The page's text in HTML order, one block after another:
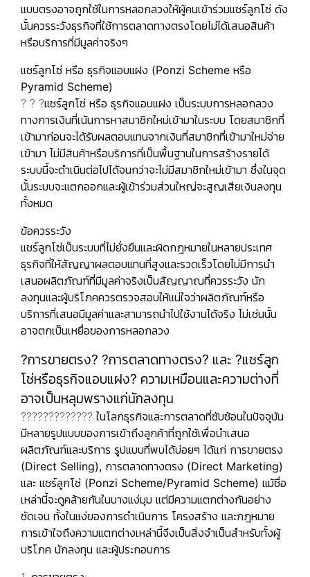
แบบตรงอาจถูกใช้ในการหลอกลวงให้ผู้คนเข้าร่วมแชร์ลูกโซ่ ดัง
นั้นควรระวังธุรกิจที่ใช้การตลาดทางตรงโดยไม่ได้เสนอสินค้า
หรือบริการที่มีมูลค่าจริงๆ
แชร์ลูกโซ่ หรือ ธุรกิจแอบแฝง (Ponzi Scheme หรือ
Pyramid Scheme)
? ? ?แชร์ลูกโซ่ หรือ ธุรกิจแอบแฝง เป็นระบบการหลอกลวง
ทางการเงินที่เน้นการหาสมาชิกใหม่เข้ามาในระบบ โดยสมาชิกที่
เข้ามาก่อนจะได้รับผลตอบแทนจากเงินที่สมาชิกที่เข้ามาใหม่จ่าย
เข้ามา ไม่มีสินค้าหรือบริการที่เป็นพื้นฐานในการสร้างรายได้
ระบบนี้จะดำเนินต่อไปได้จนกว่าจะไม่มีสมาชิกใหม่เข้ามา ซึ่งในจุด
นั้นระบบจะแตกออกและผู้เข้าร่วมส่วนใหญ่จะสูญเสียเงินลงทุน
ทั้งหมด
ข้อควรระวัง
แชร์ลูกโซ่เป็นระบบที่ไม่ยั่งยืนและผิดกฎหมายในหลายประเทศ
ธุรกิจที่ให้สัญญาผลตอบแทนที่สูงและรวดเร็วโดยไม่มีการนำ
เสนอผลิตภัณฑ์ที่มีมูลค่าจริงเป็นสัญญาณที่ควรระวัง นัก
ลงทุนและผู้บริโภคควรตรวจสอบให้แน่ใจว่าผลิตภัณฑ์หรือ
บริการที่เสนอมีมูลค่าและสามารถนำไปใช้งานได้จริง ไม่เช่นนั้น
อาจตกเป็นเหยื่อของการหลอกลวง
?การขายตรง? ?การตลาดทางตรง? และ ?แชร์ลูก
โช่หรือธุรกิจแอบแฝง? ความเหมือนและความต่างที่
อาจเป็นหลุมพรางแก่นักลงทุน
????????????? ในโลกธุรกิจและการตลาดที่ซับซ้อนในปัจจุบัน
มีหลายรูปแบบของการเข้าถึงลูกค้าที่ถูกใช้เพื่อนำเสนอ
ผลิตภัณฑ์และบริการ รูปแบบที่พบได้บ่อยๆ ได้แก่ การขายตรง
(Direct Selling), การตลาดทางตรง (Direct Marketing)
และ แชร์ลูกโซ่ (Ponzi Scheme/Pyramid Scheme) แม้ชื่อ
เหล่านี้จะดูคล้ายกันในบางแง่มุม แต่มีความแตกต่างกันอย่าง
ชัดเจน ทั้งในแง่ของการดำเนินการ โครงสร้าง และกฎหมาย
การเข้าใจถึงความแตกต่างเหล่านี้จึงเป็นสิ่งจำเป็นสำหรับทั้งผู้
บริโภค นักลงทุน และผู้ประกอบการ